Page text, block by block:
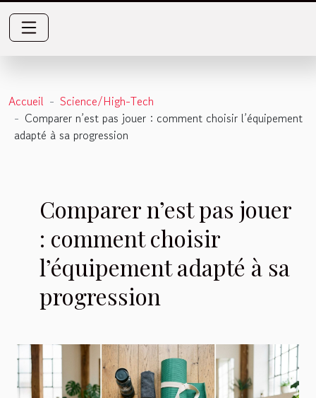
Accueil
Science/High-Tech
Comparer n’est pas jouer : comment choisir l’équipement
adapté à sa progression
Comparer n’est pas jouer
: comment choisir
l’équipement adapté à sa
progression